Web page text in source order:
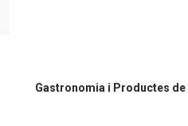
Gastronomia i Productes